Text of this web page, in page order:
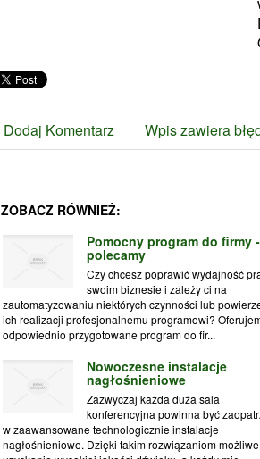
Dodaj Komentarz Wpis zawiera
ZOBACZ RÓWNIEŻ:
Pomocny program do firmy -
polecamy
Czy chcesz poprawić wydajność
swoim biznesie i zależy ci na
zautomatyzowaniu niektórych czynności lub
ich realizacji profesjonalnemu programowi?
odpowiednio przygotowane program do fir...
Nowoczesne instalacje
nagłośnieniowe
Zazwyczaj każda duża sala
konferencyjna powinna być
w zaawansowane technologicznie instalacje
nagłośnieniowe. Dzięki takim rozwiązaniom